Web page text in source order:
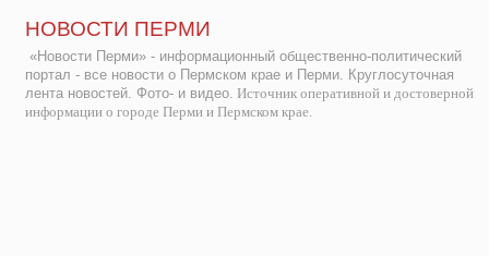
НОВОСТИ ПЕРМИ
«Новости Перми» - информационный общественно-политический
портал - все новости о Пермском крае и Перми. Круглосуточная
лента новостей. Фото- и видео. Источник оперативной и достоверной
информации о городе Перми и Пермском крае.